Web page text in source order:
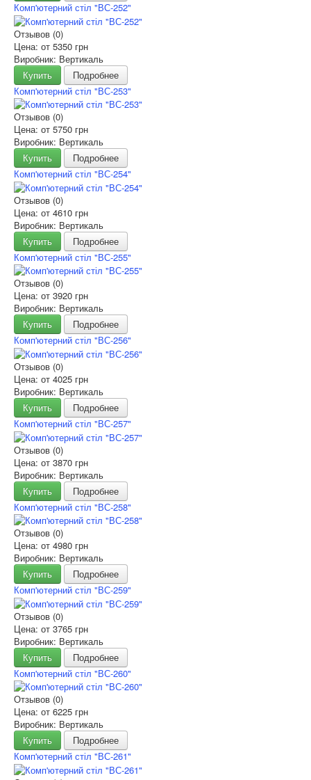
Комп'ютерний стіл "ВС-252"
Отзывов (0)
Цена: от 5350 грн
Виробник: Вертикаль
Купить
Подробнее
Комп'ютерний стіл "ВС-253"
Отзывов (0)
Цена: от 5750 грн
Виробник: Вертикаль
Купить
Подробнее
Комп'ютерний стіл "ВС-254"
Отзывов (0)
Цена: от 4610 грн
Виробник: Вертикаль
Купить
Подробнее
Комп'ютерний стіл "ВС-255"
Отзывов (0)
Цена: от 3920 грн
Виробник: Вертикаль
Купить
Подробнее
Комп'ютерний стіл "ВС-256"
Отзывов (0)
Цена: от 4025 грн
Виробник: Вертикаль
Купить
Подробнее
Комп'ютерний стіл "ВС-257"
Отзывов (0)
Цена: от 3870 грн
Виробник: Вертикаль
Купить
Подробнее
Комп'ютерний стіл "ВС-258"
Отзывов (0)
Цена: от 4980 грн
Виробник: Вертикаль
Купить
Подробнее
Комп'ютерний стіл "ВС-259"
Отзывов (0)
Цена: от 3765 грн
Виробник: Вертикаль
Купить
Подробнее
Комп'ютерний стіл "ВС-260"
Отзывов (0)
Цена: от 6225 грн
Виробник: Вертикаль
Купить
Подробнее
Комп'ютерний стіл "ВС-261"